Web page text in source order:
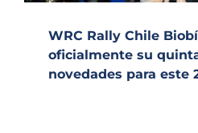
WRC Rally Chile
oficialmente su
novedades para este